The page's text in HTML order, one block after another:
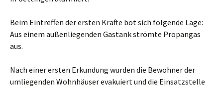
Beim Eintreffen der ersten Kräfte bot sich folgende Lage:
Aus einem außenliegenden Gastank strömte Propangas
aus.
Nach einer ersten Erkundung wurden die Bewohner der
umliegenden Wohnhäuser evakuiert und die Einsatzstelle